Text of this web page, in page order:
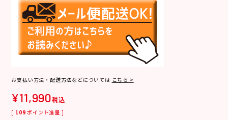
お支払い方法・配送方法などについては こちら >
¥11,990税込
[ 109 ポイント進呈 ]